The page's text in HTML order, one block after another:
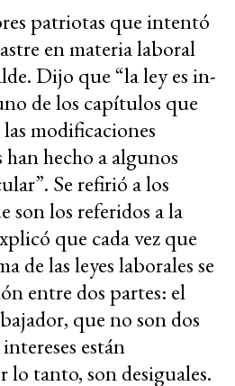
patriotas que intentó
en materia laboral
Dijo que “la ley es in-
de los capítulos que
modificaciones
han hecho a algunos
Se refirió a los
los referidos a la
que cada vez que
de las leyes laborales se
entre dos partes: el
que no son dos
están
lo tanto, son desiguales.